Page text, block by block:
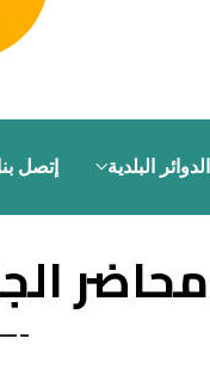
الدوائر البلدية إتصل
محاضر